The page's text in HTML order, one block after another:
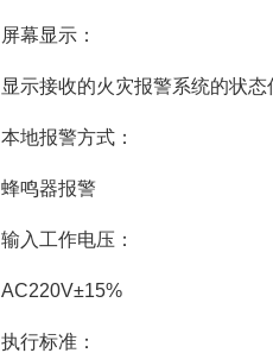
屏幕显示：
显示接收的火灾报警系统的状
本地报警方式：
蜂鸣器报警
输入工作电压：
AC220V±15%
执行标准：